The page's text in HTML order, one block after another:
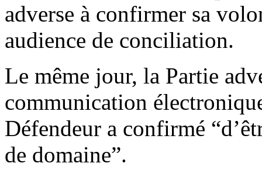
adverse à confirmer sa
audience de conciliation.
Le même jour, la Partie
communication
Défendeur a confirmé
de domaine”.